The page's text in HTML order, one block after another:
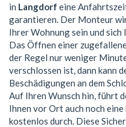
in Langdorf eine
garantieren. Der Monteur
Ihrer Wohnung sein und sich
Das Öffnen einer
der Regel nur weniger
verschlossen ist, dann kann
Beschädigungen an dem
Auf Ihren Wunsch hin, führt
Ihnen vor Ort auch noch
kostenlos durch. Diese